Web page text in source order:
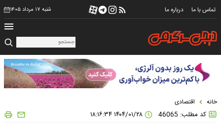
تماس با ما درباره ما شنبه ۱۷ مرداد ۱۴۰۵
خانه اقتصادی
کد مطلب: 46065